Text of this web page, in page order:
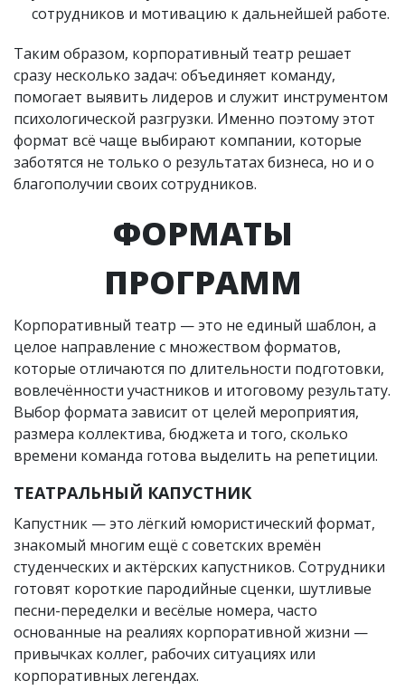
сотрудников и мотивацию к дальнейшей работе.
Таким образом, корпоративный театр решает
сразу несколько задач: объединяет команду,
помогает выявить лидеров и служит инструментом
психологической разгрузки. Именно поэтому этот
формат всё чаще выбирают компании, которые
заботятся не только о результатах бизнеса, но и о
благополучии своих сотрудников.
ФОРМАТЫ
ПРОГРАММ
Корпоративный театр — это не единый шаблон, а
целое направление с множеством форматов,
которые отличаются по длительности подготовки,
вовлечённости участников и итоговому результату.
Выбор формата зависит от целей мероприятия,
размера коллектива, бюджета и того, сколько
времени команда готова выделить на репетиции.
ТЕАТРАЛЬНЫЙ КАПУСТНИК
Капустник — это лёгкий юмористический формат,
знакомый многим ещё с советских времён
студенческих и актёрских капустников. Сотрудники
готовят короткие пародийные сценки, шутливые
песни-переделки и весёлые номера, часто
основанные на реалиях корпоративной жизни —
привычках коллег, рабочих ситуациях или
корпоративных легендах.